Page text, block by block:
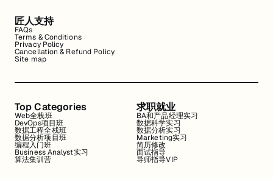
匠人支持
FAQs
Terms & Conditions
Privacy Policy
Cancellation & Refund Policy
Site map
Top Categories
Web全栈班
DevOps项目班
数据工程全栈班
数据分析项目班
编程入门班
Business Analyst实习
算法集训营
求职就业
BA和产品经理实习
数据科学实习
数据分析实习
Marketing实习
简历修改
面试指导
导师指导VIP